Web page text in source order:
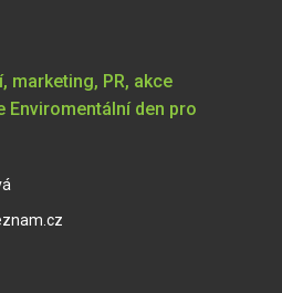
marketing, PR, akce
Enviromentální den pro